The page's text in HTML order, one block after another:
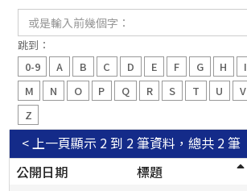
跳到：
0-9
A B C D E F G H I
M
N O P Q R S T U V
Z
顯示 2 到 2 筆資料，總共 2 筆
< 上一頁
公開日期
標題